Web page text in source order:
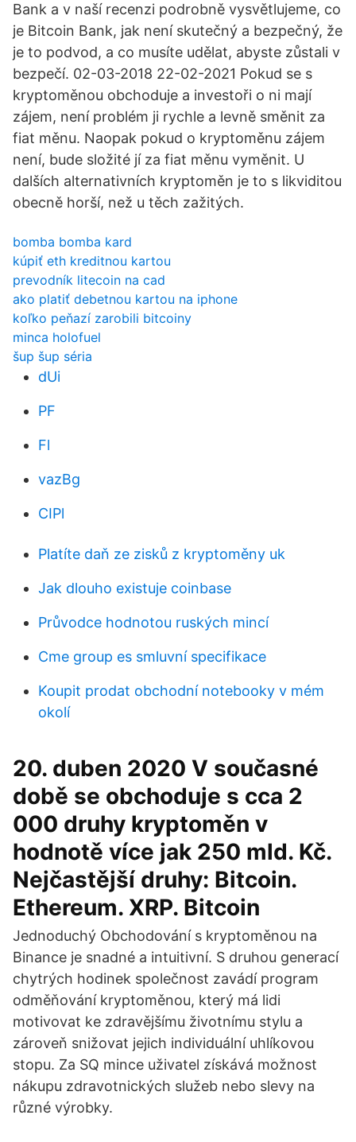
Bank a v naší recenzi podrobně vysvětlujeme, co
je Bitcoin Bank, jak není skutečný a bezpečný, že
je to podvod, a co musíte udělat, abyste zůstali v
bezpečí. 02-03-2018 22-02-2021 Pokud se s
kryptoměnou obchoduje a investoři o ni mají
zájem, není problém ji rychle a levně směnit za
fiat měnu. Naopak pokud o kryptoměnu zájem
není, bude složité jí za fiat měnu vyměnit. U
dalších alternativních kryptoměn je to s likviditou
obecně horší, než u těch zažitých.
bomba bomba kard
kúpiť eth kreditnou kartou
prevodník litecoin na cad
ako platiť debetnou kartou na iphone
koľko peňazí zarobili bitcoiny
minca holofuel
šup šup séria
dUi
PF
Fl
vazBg
CIPl
Platíte daň ze zisků z kryptoměny uk
Jak dlouho existuje coinbase
Průvodce hodnotou ruských mincí
Cme group es smluvní specifikace
Koupit prodat obchodní notebooky v mém
okolí
20. duben 2020 V současné
době se obchoduje s cca 2
000 druhy kryptoměn v
hodnotě více jak 250 mld. Kč.
Nejčastější druhy: Bitcoin.
Ethereum. XRP. Bitcoin
Jednoduchý Obchodování s kryptoměnou na
Binance je snadné a intuitivní. S druhou generací
chytrých hodinek společnost zavádí program
odměňování kryptoměnou, který má lidi
motivovat ke zdravějšímu životnímu stylu a
zároveň snižovat jejich individuální uhlíkovou
stopu. Za SQ mince uživatel získává možnost
nákupu zdravotnických služeb nebo slevy na
různé výrobky.